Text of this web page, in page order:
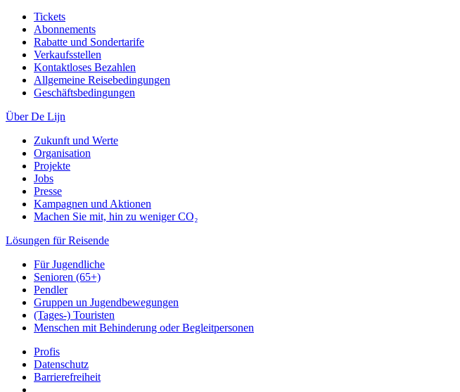
Tickets
Abonnements
Rabatte und Sondertarife
Verkaufsstellen
Kontaktloses Bezahlen
Allgemeine Reisebedingungen
Geschäftsbedingungen
Über De Lijn
Zukunft und Werte
Organisation
Projekte
Jobs
Presse
Kampagnen und Aktionen
Machen Sie mit, hin zu weniger CO₂
Lösungen für Reisende
Für Jugendliche
Senioren (65+)
Pendler
Gruppen un Jugendbewegungen
(Tages-) Touristen
Menschen mit Behinderung oder Begleitpersonen
Profis
Datenschutz
Barrierefreiheit